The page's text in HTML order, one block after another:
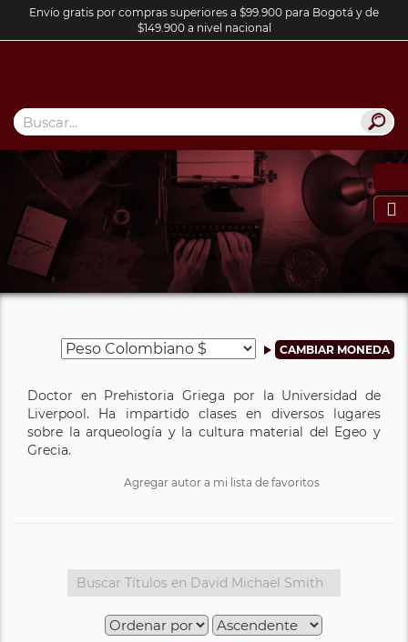
Envío gratis por compras superiores a $99.900 para Bogotá y de
$149.900 a nivel nacional

Doctor en Prehistoria Griega por la Universidad de
Liverpool. Ha impartido clases en diversos lugares
sobre la arqueología y la cultura material del Egeo y
Grecia.
Agregar autor a mi lista de favoritos